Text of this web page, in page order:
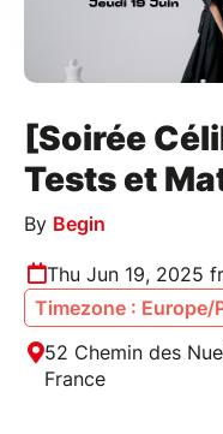
[Soirée
Tests et
By Begin
Thu Jun 19, 2025
Timezone : Europe/
52 Chemin des
France